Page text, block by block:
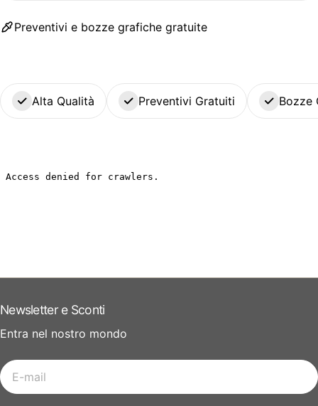
Preventivi e bozze grafiche gratuite
Alta Qualità Preventivi Gratuiti Bozze
Newsletter e Sconti
Entra nel nostro mondo
E-
mail